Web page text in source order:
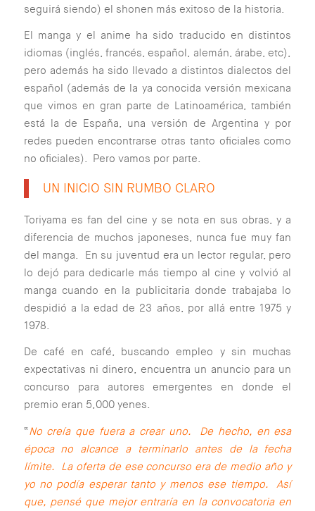
seguirá siendo) el shonen más exitoso de la historia.
El manga y el anime ha sido traducido en distintos
idiomas (inglés, francés, español, alemán, árabe, etc),
pero además ha sido llevado a distintos dialectos del
español (además de la ya conocida versión mexicana
que vimos en gran parte de Latinoamérica, también
está la de España, una versión de Argentina y por
redes pueden encontrarse otras tanto oficiales como
no oficiales). Pero vamos por parte.
UN INICIO SIN RUMBO CLARO
Toriyama es fan del cine y se nota en sus obras, y a
diferencia de muchos japoneses, nunca fue muy fan
del manga. En su juventud era un lector regular, pero
lo dejó para dedicarle más tiempo al cine y volvió al
manga cuando en la publicitaria donde trabajaba lo
despidió a la edad de 23 años, por allá entre 1975 y
1978.
De café en café, buscando empleo y sin muchas
expectativas ni dinero, encuentra un anuncio para un
concurso para autores emergentes en donde el
premio eran 5,000 yenes.
“No creía que fuera a crear uno. De hecho, en esa
época no alcance a terminarlo antes de la fecha
límite. La oferta de ese concurso era de medio año y
yo no podía esperar tanto y menos ese tiempo. Así
que, pensé que mejor entraría en la convocatoria en